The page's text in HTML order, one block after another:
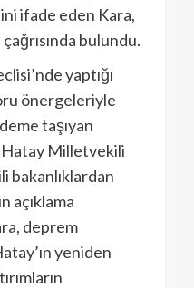
ifade eden Kara,
çağrısında bulundu.
yaptığı
önergeleriyle
taşıyan
Milletvekili
bakanlıklardan
açıklama
deprem
yeniden